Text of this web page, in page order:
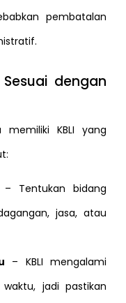
pembatalan
dengan
KBLI yang
Tentukan bidang
jasa, atau
– KBLI mengalami
jadi pastikan